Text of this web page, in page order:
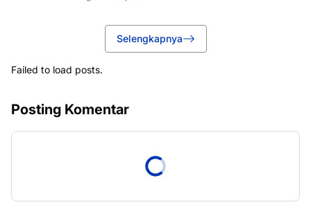
Selengkapnya
Failed to load posts.
Posting Komentar